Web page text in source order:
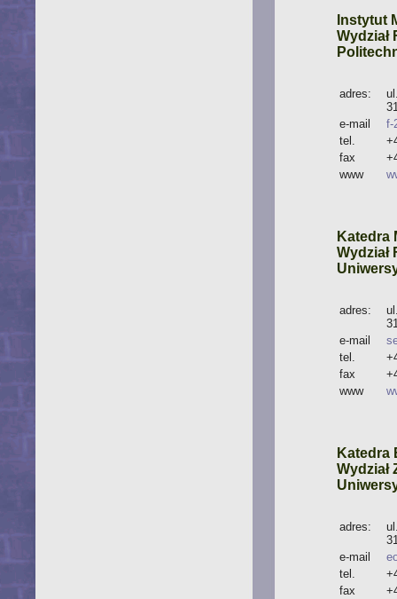
Instytut
Wydział
adres:
e-mail
f-
tel.
fax
www
Katedra
Wydział
adres:
e-mail
tel.
fax
www
Katedra
Wydział
adres:
e-mail
tel.
fax